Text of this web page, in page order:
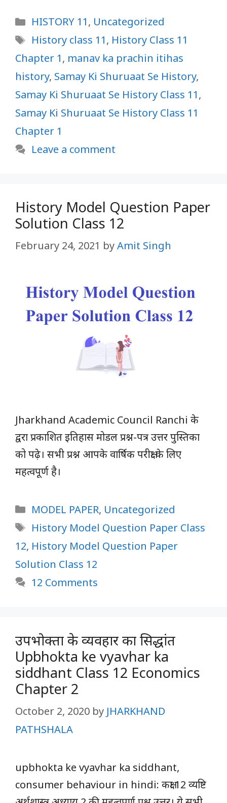
Categories
HISTORY 11, Uncategorized
Tags
History class 11, History Class 11
Chapter 1, manav ka prachin itihas
history, Samay Ki Shuruaat Se History,
Samay Ki Shuruaat Se History Class 11,
Samay Ki Shuruaat Se History Class 11
Chapter 1
Leave a comment
History Model Question Paper
Solution Class 12
February 24, 2021 byAmit Singh
Jharkhand Academic Council Ranchi के
द्वरा प्रकाशित इतिहास मोडल प्रश्न-पत्र उत्तर पुस्तिका
को पढ़े। सभी प्रश्न आपके वार्षिक परीक्षा के लिए
महत्वपूर्ण है।
Categories
MODEL PAPER, Uncategorized
Tags
History Model Question Paper Class
12, History Model Question Paper
Solution Class 12
12 Comments
उपभोक्ता के व्यवहार का सिद्धांत
Upbhokta ke vyavhar ka
siddhant Class 12 Economics
Chapter 2
October 2, 2020 by JHARKHAND
PATHSHALA
upbhokta ke vyavhar ka siddhant,
consumer behaviour in hindi: कक्षा 12 व्यष्टि